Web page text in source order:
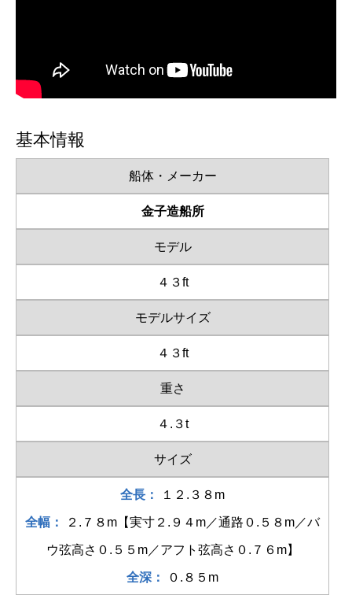
基本情報
船体・メーカー
金子造船所
モデル
４３ft
モデルサイズ
４３ft
重さ
４.３t
サイズ
全長： １２.３８m
全幅： ２.７８m【実寸２.９４m／通路０.５８m／バ
ウ弦高さ０.５５m／アフト弦高さ０.７６m】
全深： ０.８５m